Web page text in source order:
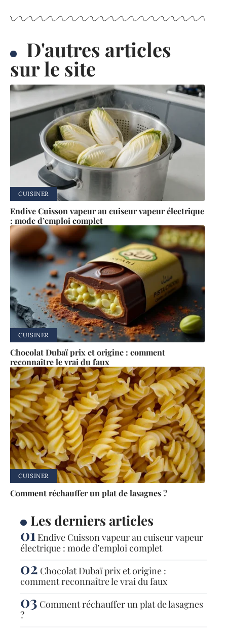
D'autres articles
sur le site
CUISINER
Endive Cuisson vapeur au cuiseur vapeur électrique
: mode d’emploi complet
CUISINER
Chocolat Dubaï prix et origine : comment
reconnaître le vrai du faux
CUISINER
Comment réchauffer un plat de lasagnes ?
Les derniers articles
Endive Cuisson vapeur au cuiseur vapeur
électrique : mode d’emploi complet
Chocolat Dubaï prix et origine :
comment reconnaître le vrai du faux
Comment réchauffer un plat de lasagnes
?